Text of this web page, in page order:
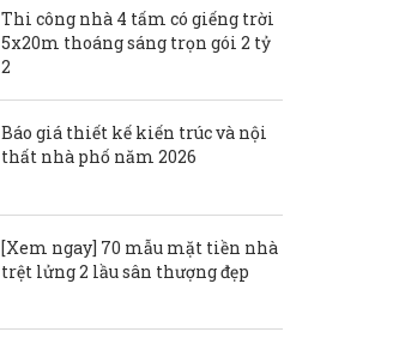
Thi công nhà 4 tấm có giếng trời
5x20m thoáng sáng trọn gói 2 tỷ
2
Báo giá thiết kế kiến trúc và nội
thất nhà phố năm 2026
[Xem ngay] 70 mẫu mặt tiền nhà
trệt lửng 2 lầu sân thượng đẹp